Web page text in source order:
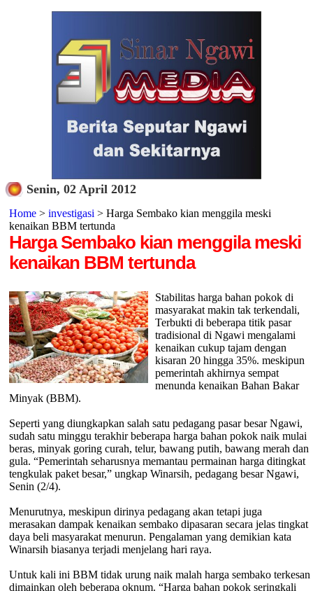
Senin, 02 April 2012
Home> investigasi > Harga Sembako kian menggila meski
kenaikan BBM tertunda
Harga Sembako kian menggila meski
kenaikan BBM tertunda
Stabilitas harga bahan pokok di
masyarakat makin tak terkendali,
Terbukti di beberapa titik pasar
tradisional di Ngawi mengalami
kenaikan cukup tajam dengan
kisaran 20 hingga 35%. meskipun
pemerintah akhirnya sempat
menunda kenaikan Bahan Bakar
Minyak (BBM).
Seperti yang diungkapkan salah satu pedagang pasar besar Ngawi,
sudah satu minggu terakhir beberapa harga bahan pokok naik mulai
beras, minyak goring curah, telur, bawang putih, bawang merah dan
gula. “Pemerintah seharusnya memantau permainan harga ditingkat
tengkulak paket besar,” ungkap Winarsih, pedagang besar Ngawi,
Senin (2/4).
Menurutnya, meskipun dirinya pedagang akan tetapi juga
merasakan dampak kenaikan sembako dipasaran secara jelas tingkat
daya beli masyarakat menurun. Pengalaman yang demikian kata
Winarsih biasanya terjadi menjelang hari raya.
Untuk kali ini BBM tidak urung naik malah harga sembako terkesan
dimainkan oleh beberapa oknum. “Harga bahan pokok seringkali